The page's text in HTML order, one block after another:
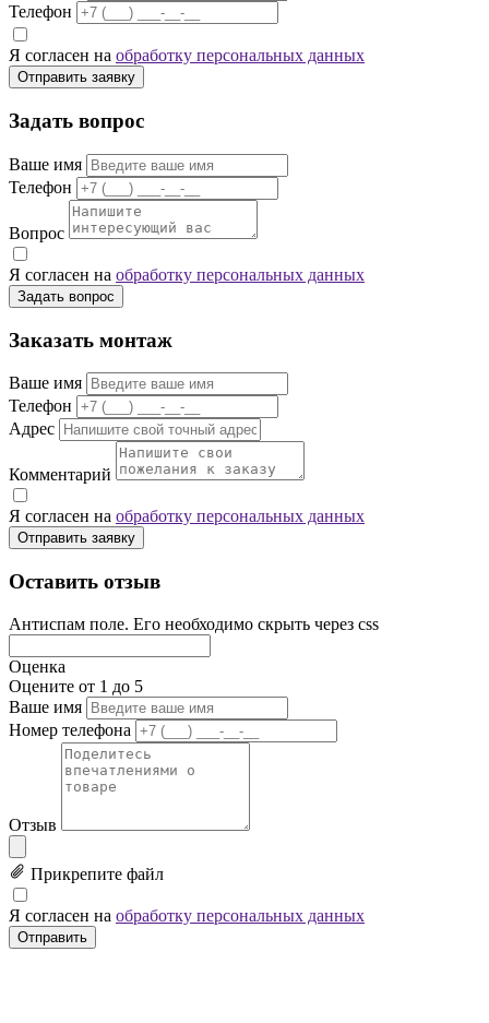
Телефон
Я согласен на обработку персональных данных
Отправить заявку
Задать вопрос
Ваше имя
Телефон
Вопрос
Я согласен на обработку персональных данных
Задать вопрос
Заказать монтаж
Ваше имя
Телефон
Адрес
Комментарий
Я согласен на обработку персональных данных
Отправить заявку
Оставить отзыв
Антиспам поле. Его необходимо скрыть через css
Оценка
Оцените от 1 до 5
Ваше имя
Номер телефона
Отзыв
Прикрепите файл
Я согласен на обработку персональных данных